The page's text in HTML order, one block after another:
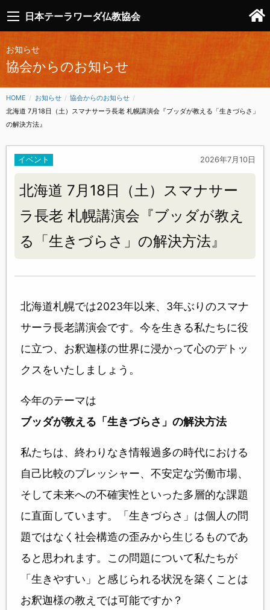
日本テーラワーダ仏教協会
お知らせ
協会からのお知らせ
HOME お知らせ
協会からのお知らせ
CURRENT:
北海道 7月18日（土）スマナサーラ長老 札幌講演会『ブッダが教える「生きづらさ」
の解決方法』
イベント 2026年7月10日
北海道 7月18日（土）スマナサー
ラ長老 札幌講演会『ブッダが教え
る「生きづらさ」の解決方法』
北海道札幌では2023年以来、3年ぶりのスマナ
サーラ長老講演会です。今を生きる私たちに役
に立つ、お釈迦様の世界に浸かって心のデトッ
クスをいたしましょう。
今年のテーマは
ブッダが教える「生きづらさ」の解決方法
私たちは、終わりなき情報過多の時代における
自己比較のプレッシャー、不安定な労働市場、
そして未来への不確実性といった多層的な課題
に直面しています。「生きづらさ」は個人の問
題ではなく社会構造の歪みから生じるものであ
ると思われます。この問題について私たちが
「生きやすい」と感じられる状況を築くことは
お釈迦様の教えでは可能ですか？